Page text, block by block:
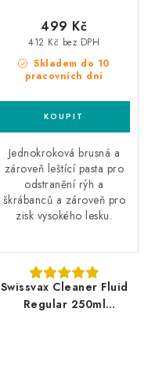
Skladem do 10
pracovních dní
412 Kč bez DPH
499 Kč
Jednokroková brusná a
zároveň leštící pasta pro
odstranění rýh a
škrábanců a zároveň pro
zisk vysokého lesku.
Swissvax Cleaner Fluid
Regular 250ml